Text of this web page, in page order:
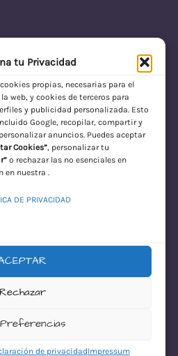
tu Privacidad
propias, necesarias para el
web, y cookies de terceros para
y publicidad personalizada. Esto
Google, recopilar, compartir y
anuncios. Puedes aceptar
Cookies”, personalizar tu
o rechazar las no esenciales en
nuestra .
DE PRIVACIDAD
Rechazar
de privacidadImpressum
Online con Envío
este
Estamos